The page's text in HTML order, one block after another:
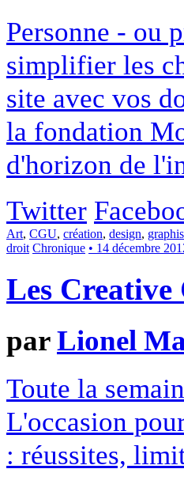
Personne - ou
simplifier les
site avec vos
la fondation
d'horizon de
Twitter
Art, CGU, création, design,
droit Chronique • 14 décembre
Les Creative
parLionel
Toute la
L'occasion
: réussites,